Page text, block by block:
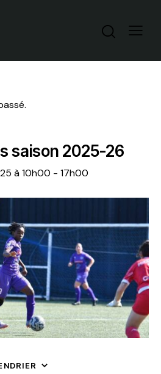
saison 2025-26
à 10h00 - 17h00